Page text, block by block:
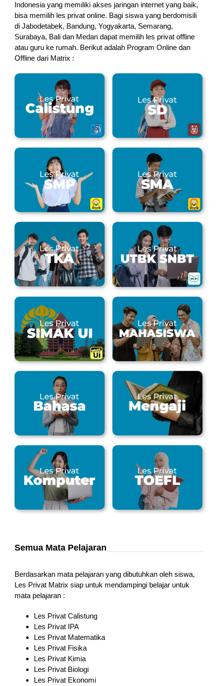
Indonesia yang memiliki akses jaringan internet yang baik,
bisa memilih les privat online. Bagi siswa yang berdomisili
di Jabodetabek, Bandung, Yogyakarta, Semarang,
Surabaya, Bali dan Medan dapat memilih les privat offline
atau guru ke rumah. Berikut adalah Program Online dan
Offline dari Matrix :
Semua Mata Pelajaran
Berdasarkan mata pelajaran yang dibutuhkan oleh siswa,
Les Privat Matrix siap untuk mendampingi belajar untuk
mata pelajaran :
Les Privat Calistung
Les Privat IPA
Les Privat Matematika
Les Privat Fisika
Les Privat Kimia
Les Privat Biologi
Les Privat Ekonomi